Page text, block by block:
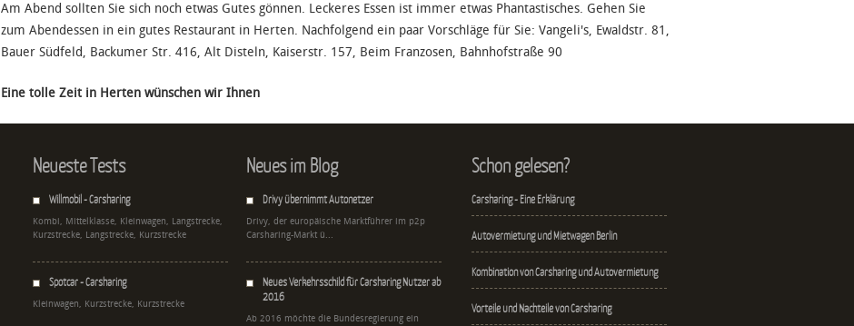
Am Abend sollten Sie sich noch etwas Gutes gönnen. Leckeres Essen ist immer etwas Phantastisches. Gehen Sie
zum Abendessen in ein gutes Restaurant in Herten. Nachfolgend ein paar Vorschläge für Sie: Vangeli's, Ewaldstr. 81,
Bauer Südfeld, Backumer Str. 416, Alt Disteln, Kaiserstr. 157, Beim Franzosen, Bahnhofstraße 90
Eine tolle Zeit in Herten wünschen wir Ihnen
Neueste Tests
Willmobil - Carsharing
Kombi, Mittelklasse, Kleinwagen, Langstrecke,
Kurzstrecke, Langstrecke, Kurzstrecke
Spotcar - Carsharing
Kleinwagen, Kurzstrecke, Kurzstrecke
Neues im Blog
Drivy übernimmt Autonetzer
Drivy, der europäische Marktführer im p2p
Carsharing-Markt ü...
Neues Verkehrsschild für Carsharing Nutzer ab
2016
Ab 2016 möchte die Bundesregierung ein
Schon gelesen?
Carsharing - Eine Erklärung
Autovermietung und Mietwagen Berlin
Kombination von Carsharing und Autovermietung
Vorteile und Nachteile von Carsharing